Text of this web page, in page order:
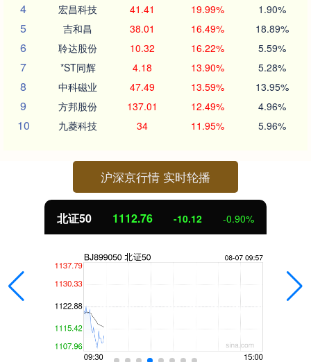
4 宏昌科技 41.41 19.99% 1.90%
5 吉和昌 38.01 16.49% 18.89%
6 聆达股份 10.32 16.22% 5.59%
7 *ST同辉 4.18 13.90% 5.28%
8 中科磁业 47.49 13.59% 13.95%
9 方邦股份 137.01 12.49% 4.96%
10 九菱科技 34 11.95% 5.96%
沪深京行情 实时轮播
1112.76 -10.12 -0.90%